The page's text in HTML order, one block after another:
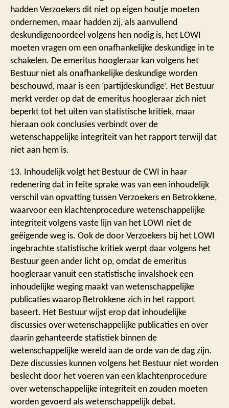
hadden Verzoekers dit niet op eigen houtje moeten
ondernemen, maar hadden zij, als aanvullend
deskundigenoordeel volgens hen nodig is, het LOWI
moeten vragen om een onafhankelijke deskundige in te
schakelen. De emeritus hoogleraar kan volgens het
Bestuur niet als onafhankelijke deskundige worden
beschouwd, maar is een ‘partijdeskundige’. Het Bestuur
merkt verder op dat de emeritus hoogleraar zich niet
beperkt tot het uiten van statistische kritiek, maar
hieraan ook conclusies verbindt over de
wetenschappelijke integriteit van het rapport terwijl dat
niet aan hem is.
13. Inhoudelijk volgt het Bestuur de CWI in haar
redenering dat in feite sprake was van een inhoudelijk
verschil van opvatting tussen Verzoekers en Betrokkene,
waarvoor een klachtenprocedure wetenschappelijke
integriteit volgens vaste lijn van het LOWI niet de
geëigende weg is. Ook de door Verzoekers bij het LOWI
ingebrachte statistische kritiek werpt daar volgens het
Bestuur geen ander licht op, omdat de emeritus
hoogleraar vanuit een statistische invalshoek een
inhoudelijke weging maakt van wetenschappelijke
publicaties waarop Betrokkene zich in het rapport
baseert. Het Bestuur wijst erop dat inhoudelijke
discussies over wetenschappelijke publicaties en over
daarin gehanteerde statistiek binnen de
wetenschappelijke wereld aan de orde van de dag zijn.
Deze discussies kunnen volgens het Bestuur niet worden
beslecht door het voeren van een klachtenprocedure
over wetenschappelijke integriteit en zouden moeten
worden gevoerd als wetenschappelijk debat.